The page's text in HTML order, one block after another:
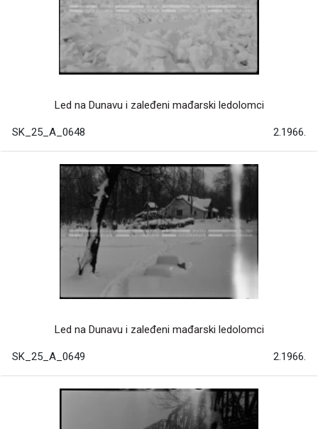
Led na Dunavu i zaleđeni mađarski ledolomci
SK_25_A_0648 2.1966.
Led na Dunavu i zaleđeni mađarski ledolomci
SK_25_A_0649 2.1966.